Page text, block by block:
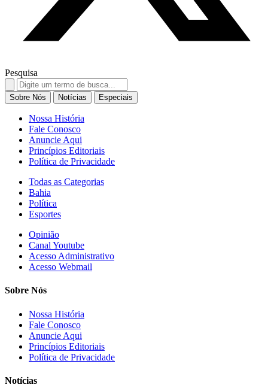
Pesquisa
Search
for:
Sobre Nós Notícias Especiais
Nossa História
Fale Conosco
Anuncie Aqui
Princípios Editoriais
Política de Privacidade
Todas as Categorias
Bahia
Política
Esportes
Opinião
Canal Youtube
Acesso Administrativo
Acesso Webmail
Sobre Nós
Nossa História
Fale Conosco
Anuncie Aqui
Princípios Editoriais
Política de Privacidade
Notícias